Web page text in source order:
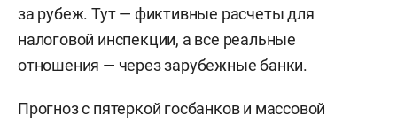
за рубеж. Тут — фиктивные расчеты для
налоговой инспекции, а все реальные
отношения — через зарубежные банки.
Прогноз с пятеркой госбанков и массовой